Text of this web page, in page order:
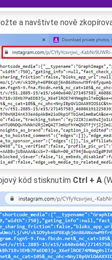
a navštivte nově
kód stisknutím Ctrl + A